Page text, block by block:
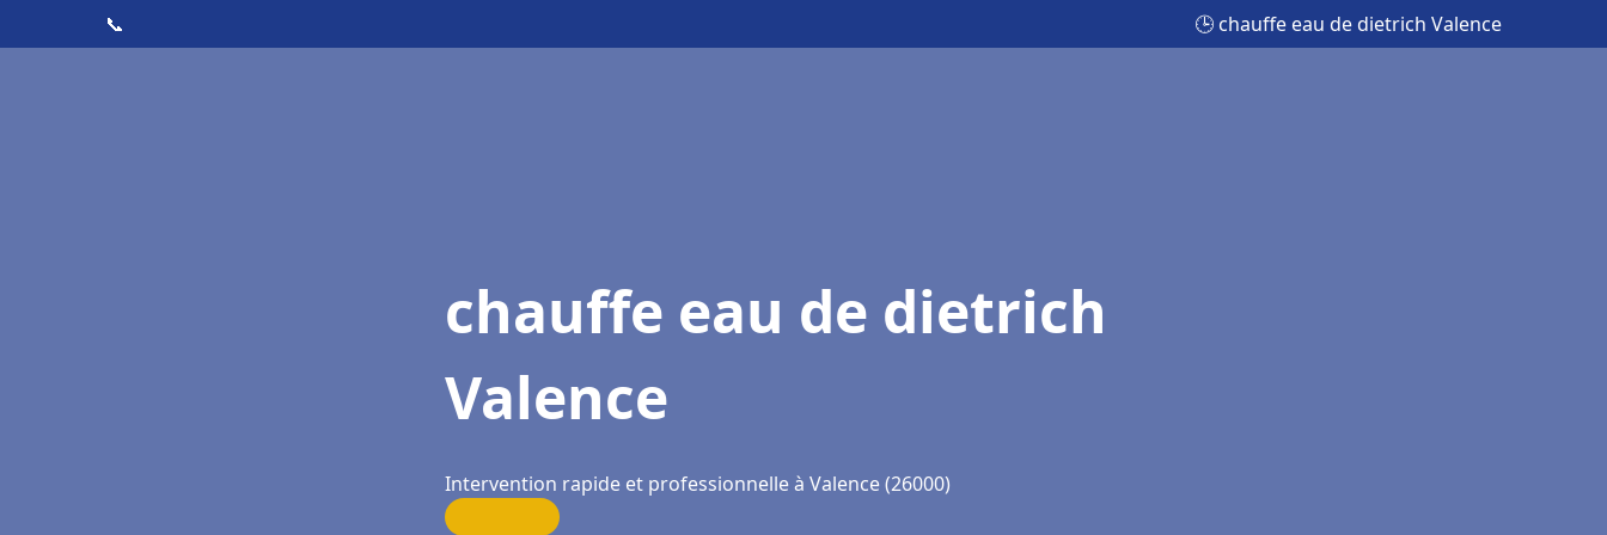
📞 🕒 chauffe eau de dietrich Valence
chauffe eau de dietrich
Valence
Intervention rapide et professionnelle à Valence (26000)